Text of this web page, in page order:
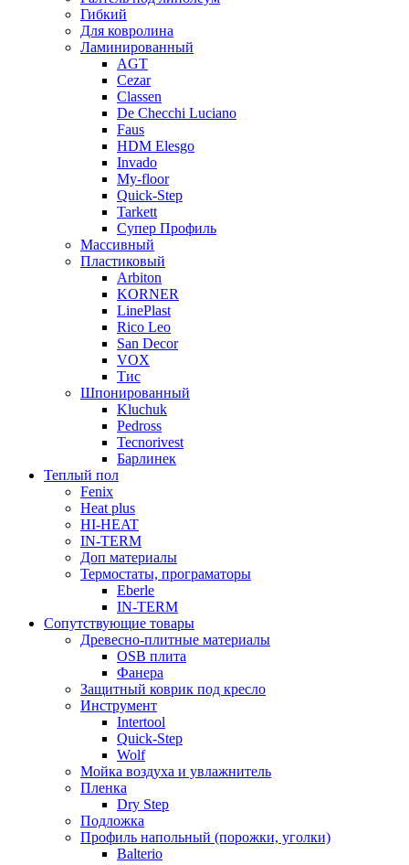
Гибкий
Для ковролина
Ламинированный
AGT
Cezar
Classen
De Checchi Luciano
Faus
HDM Elesgo
Invado
My-floor
Quick-Step
Tarkett
Супер Профиль
Массивный
Пластиковый
Arbiton
KORNER
LinePlast
Rico Leo
San Decor
VOX
Тис
Шпонированный
Kluchuk
Pedross
Tecnorivest
Барлинек
Теплый пол
Fenix
Heat plus
HI-HEAT
IN-TERM
Доп материалы
Термостаты, програматоры
Eberle
IN-TERM
Сопутствующие товары
Древесно-плитные материалы
OSB плита
Фанера
Защитный коврик под кресло
Инструмент
Intertool
Quick-Step
Wolf
Мойка воздуха и увлажнитель
Пленка
Dry Step
Подложка
Профиль напольный (порожки, уголки)
Balterio